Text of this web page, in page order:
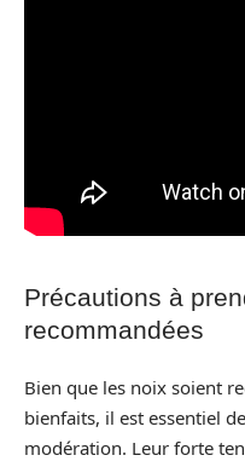
Précautions à
recommandées
Bien que les noix soient
bienfaits, il est essentiel
modération. Leur forte